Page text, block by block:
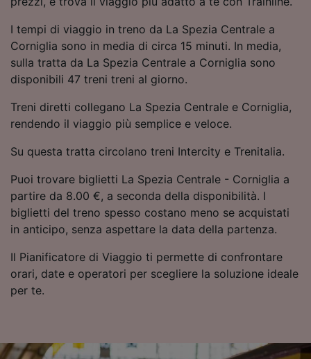
I tempi di viaggio in treno da La Spezia Centrale a
Corniglia sono in media di circa 15 minuti. In media,
sulla tratta da La Spezia Centrale a Corniglia sono
disponibili 47 treni treni al giorno.
Treni diretti collegano La Spezia Centrale e Corniglia,
rendendo il viaggio più semplice e veloce.
Su questa tratta circolano treni Intercity e Trenitalia.
Puoi trovare biglietti La Spezia Centrale - Corniglia a
partire da 8.00 €, a seconda della disponibilità. I
biglietti del treno spesso costano meno se acquistati
in anticipo, senza aspettare la data della partenza.
Il Pianificatore di Viaggio ti permette di confrontare
orari, date e operatori per scegliere la soluzione ideale
per te.
Utilizzare dati di geolocalizzazione precisi.
Scansione attiva delle caratteristiche del
dispositivo ai fini dell’identificazione.
Archiviare informazioni su dispositivo e/o
accedervi. Pubblicità e contenuti
personalizzati, misurazione delle prestazioni
pubblico, sviluppo di servizi.